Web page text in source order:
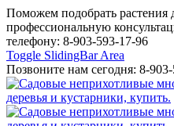
Поможем подобрать растения
профессиональную
телефону: 8-903-593-17-96
Toggle SlidingBar Area
Позвоните нам сегодня: 8-